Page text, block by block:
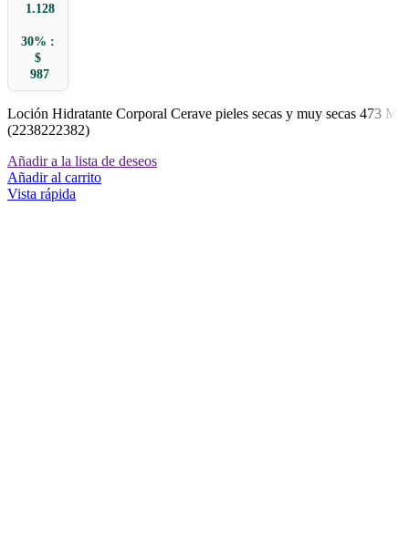
1.128
30% :
$
987
Loción Hidratante Corporal Cerave pieles secas y muy secas 473 Ml
(2238222382)
Añadir a la lista de deseos
Añadir al carrito
Vista rápida